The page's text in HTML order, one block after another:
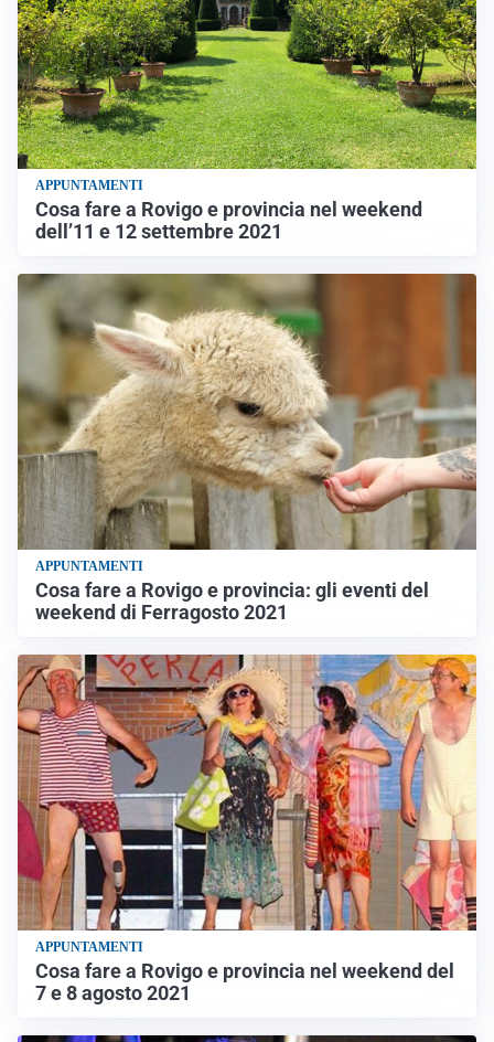
APPUNTAMENTI
Cosa fare a Rovigo e provincia nel weekend
dell’11 e 12 settembre 2021
APPUNTAMENTI
Cosa fare a Rovigo e provincia: gli eventi del
weekend di Ferragosto 2021
APPUNTAMENTI
Cosa fare a Rovigo e provincia nel weekend del
7 e 8 agosto 2021